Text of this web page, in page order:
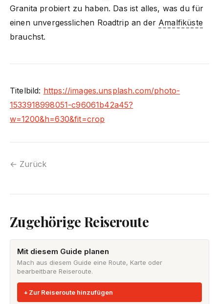
Granita probiert zu haben. Das ist alles, was du für
einen unvergesslichen Roadtrip an der Amalfiküste
brauchst.
Titelbild: https://images.unsplash.com/photo-
1533918998051-c96061b42a45?
w=1200&h=630&fit=crop
← Zurück
Zugehörige Reiseroute
Mit diesem Guide planen
Mach aus diesem Guide eine Route, Karte oder
bearbeitbare Reiseroute.
Zur Reiseroute hinzufügen